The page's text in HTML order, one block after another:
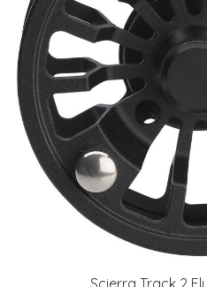
Scierra Track 2